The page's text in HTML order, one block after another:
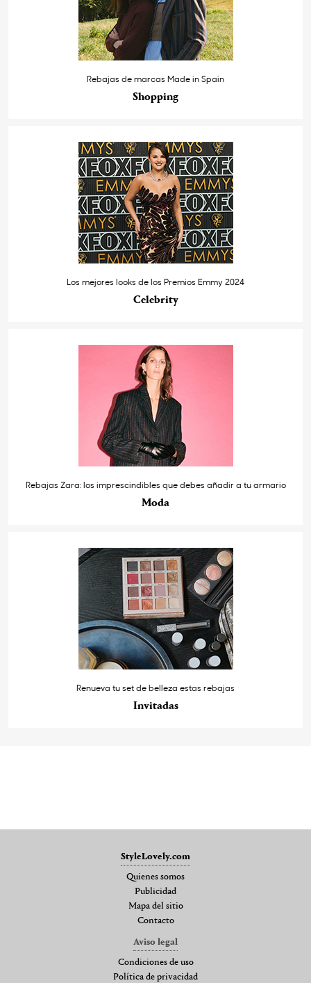
Rebajas de marcas Made in Spain
Shopping
Los mejores looks de los Premios Emmy 2024
Celebrity
Rebajas Zara: los imprescindibles que debes añadir a tu armario
Moda
Renueva tu set de belleza estas rebajas
Invitadas
StyleLovely.com
Quienes somos
Publicidad
Mapa del sitio
Contacto
Aviso legal
Condiciones de uso
Política de privacidad